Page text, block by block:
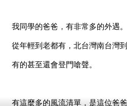
我同學的爸爸，有非常多的外遇。
從年輕到老都有，北台灣南台灣到
有的甚至還會登門嗆聲。
有這麼多的風流清單，是這位爸